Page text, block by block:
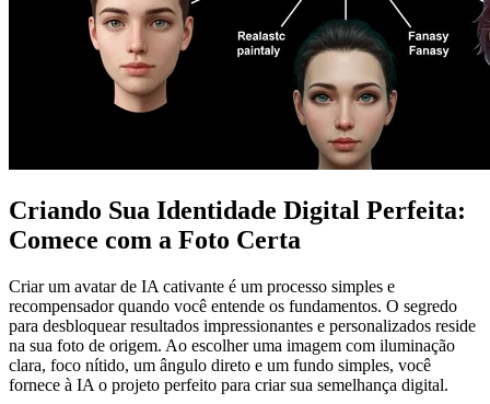
Criando Sua Identidade Digital Perfeita:
Comece com a Foto Certa
Criar um avatar de IA cativante é um processo simples e
recompensador quando você entende os fundamentos. O segredo
para desbloquear resultados impressionantes e personalizados reside
na sua foto de origem. Ao escolher uma imagem com iluminação
clara, foco nítido, um ângulo direto e um fundo simples, você
fornece à IA o projeto perfeito para criar sua semelhança digital.